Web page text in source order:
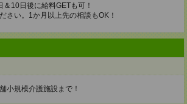
10日後に給料GETも可！
さい。1か月以上先の相談もOK！
小規模介護施設まで！